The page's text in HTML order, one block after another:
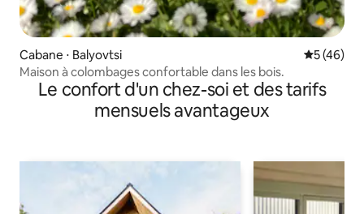
Cabane ⋅ Balyovtsi
5 (46)
Maison à colombages confortable dans les bois.
Le confort d'un chez-soi et des tarifs
mensuels avantageux